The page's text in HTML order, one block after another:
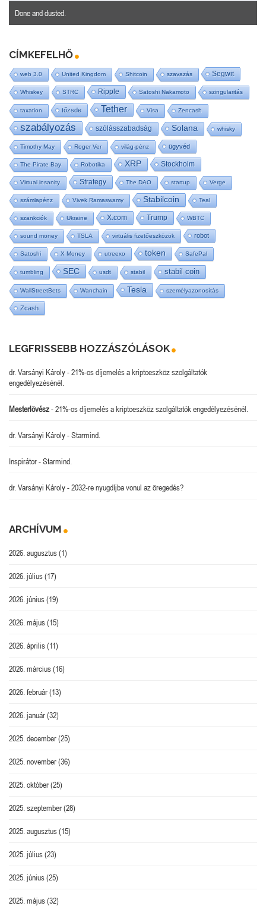
Done and dusted.
CÍMKEFELHŐ
web 3.0 United Kingdom Shitcoin szavazás Segwit
Whiskey STRC Ripple Satoshi Nakamoto szingularitás
taxation tőzsde Tether Visa Zencash
szabályozás szólásszabadság Solana whisky
Timothy May Roger Ver világ-pénz ügyvéd
The Pirate Bay Robotika XRP Stockholm
Virtual insanity Strategy The DAO startup Verge
számlapénz Vivek Ramaswamy Stabilcoin Teal
szankciók Ukraine X.com Trump WBTC
sound money TSLA virtuális fizetőeszközök robot
Satoshi X Money utreexo token SafePal
tumbling SEC usdt stabil stabil coin
WallStreetBets Wanchain Tesla személyazonosítás
Zcash
LEGFRISSEBB HOZZÁSZÓLÁSOK
dr. Varsányi Károly-21%-os díjemelés a kriptoeszköz szolgáltatók
engedélyezésénél.
Mesterlövész-21%-os díjemelés a kriptoeszköz szolgáltatók engedélyezésénél.
dr. Varsányi Károly-Starmind.
Inspirátor-Starmind.
dr. Varsányi Károly-2032-re nyugdíjba vonul az öregedés?
ARCHÍVUM
2026. augusztus(1)
2026. július(17)
2026. június(19)
2026. május(15)
2026. április(11)
2026. március(16)
2026. február(13)
2026. január(32)
2025. december(25)
2025. november(36)
2025. október(25)
2025. szeptember(28)
2025. augusztus(15)
2025. július(23)
2025. június(25)
2025. május(32)